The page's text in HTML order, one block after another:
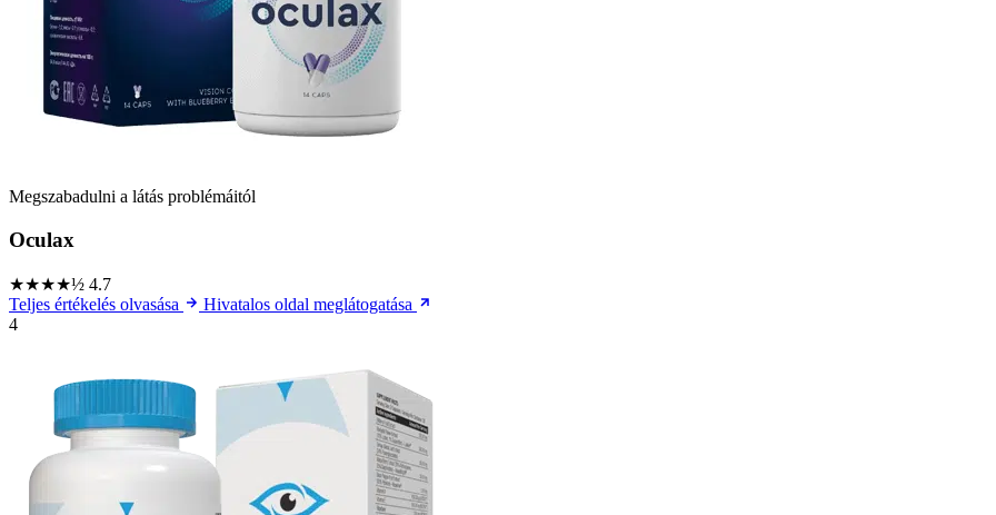
Megszabadulni a látás problémáitól
Oculax
★★★★½ 4.7
Teljes értékelés olvasása
Hivatalos oldal meglátogatása
4